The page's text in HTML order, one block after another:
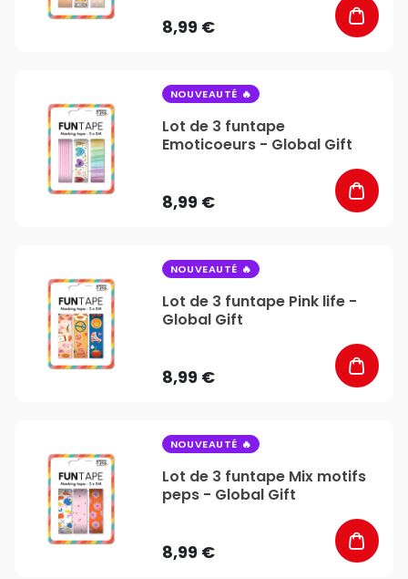
8,99 €
NOUVEAUTÉ
Lot de 3 funtape
Emoticoeurs - Global Gift
8,99 €
NOUVEAUTÉ
Lot de 3 funtape Pink life -
Global Gift
8,99 €
NOUVEAUTÉ
Lot de 3 funtape Mix motifs
peps - Global Gift
8,99 €